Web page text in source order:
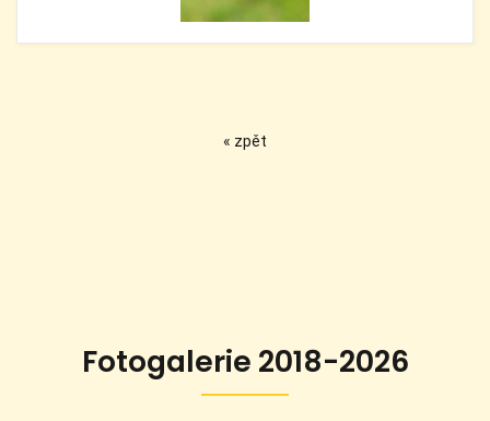
« zpět
Fotogalerie 2018-2026